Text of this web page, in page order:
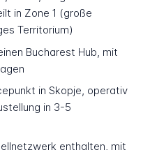
in Zone 1 (große
Territorium)
Bucharest Hub, mit
in Skopje, operativ
in 3-5
enthalten, mit